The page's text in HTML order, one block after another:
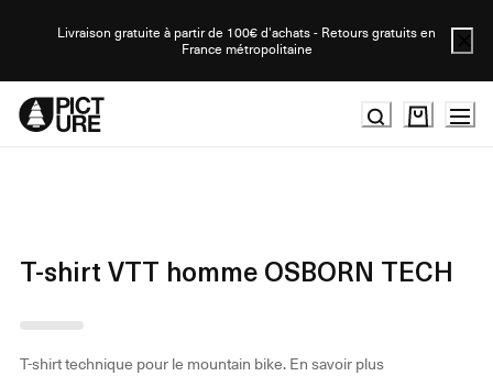
Livraison gratuite à partir de 100€ d'achats - Retours gratuits en
France métropolitaine
T-shirt VTT homme OSBORN TECH
T-shirt technique pour le mountain bike.En savoir plus